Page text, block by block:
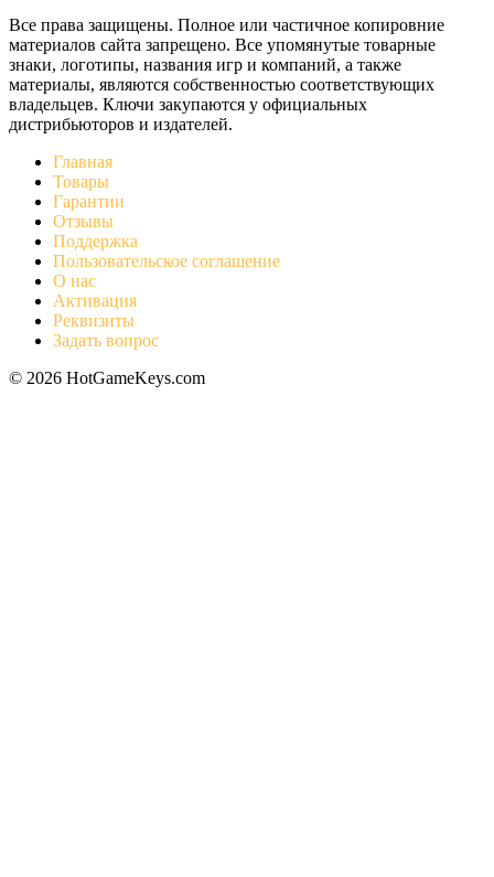
Все права защищены. Полное или частичное копировние
материалов сайта запрещено. Все упомянутые товарные
знаки, логотипы, названия игр и компаний, а также
материалы, являются собственностью соответствующих
владельцев. Ключи закупаются у официальных
дистрибьюторов и издателей.
Главная
Товары
Гарантии
Отзывы
Поддержка
Пользовательское соглашение
О нас
Активация
Реквизиты
Задать вопрос
© 2026 HotGameKeys.com